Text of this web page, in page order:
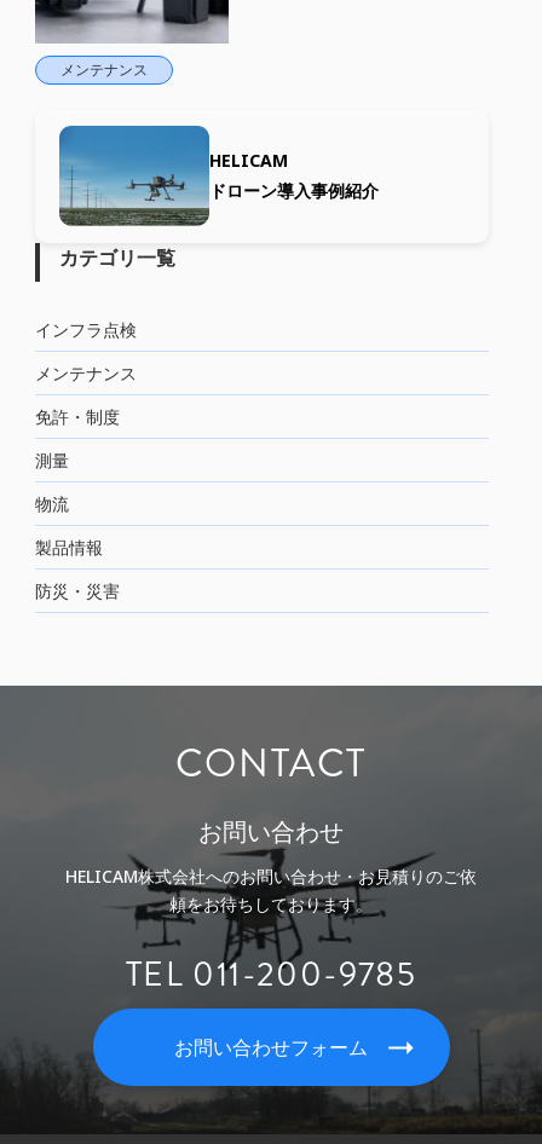
メンテナンス
HELICAM
ドローン導入事例紹介
カテゴリ一覧
インフラ点検
メンテナンス
免許・制度
測量
物流
製品情報
防災・災害
CONTACT
お問い合わせ
HELICAM株式会社へのお問い合わせ・お見積りのご依
頼をお待ちしております。
TEL 011-200-9785
お問い合わせフォーム